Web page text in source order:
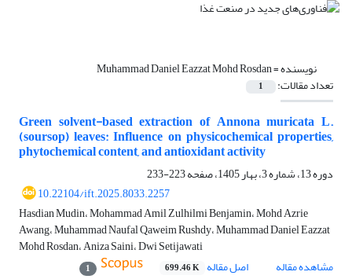
نویسنده =Muhammad Daniel Eazzat Mohd Rosdan
تعداد مقالات: 1
Green solvent-based extraction of Annona muricata L.
(soursop) leaves: Influence on physicochemical properties,
phytochemical content, and antioxidant activity
دوره 13، شماره 3، بهار 1405، صفحه
223-233
10.22104/ift.2025.8033.2257
Hasdian Mudin، Mohammad Amil Zulhilmi Benjamin، Mohd Azrie
Awang، Muhammad Naufal Qaweim Rushdy، Muhammad Daniel Eazzat
Mohd Rosdan، Aniza Saini، Dwi Setijawati
مشاهده مقاله
اصل مقاله 699.46 K
1